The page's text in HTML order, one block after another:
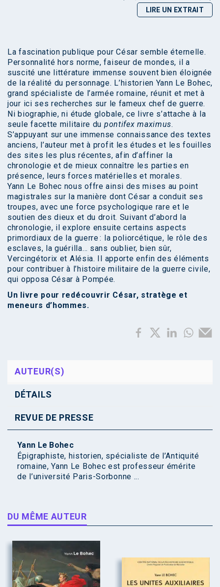
LIRE UN EXTRAIT
La fascination publique pour César semble éternelle.
Personnalité hors norme, faiseur de mondes, il a
suscité une littérature immense souvent bien éloignée
de la réalité du personnage. L’historien Yann Le Bohec,
grand spécialiste de l’armée romaine, réunit et met à
jour ici ses recherches sur le fameux chef de guerre.
Ni biographie, ni étude globale, ce livre s’attache à la
seule facette militaire du pontifex maximus.
S’appuyant sur une immense connaissance des textes
anciens, l’auteur met à profit les études et les fouilles
des sites les plus récentes, afin d’affiner la
chronologie et de mieux connaître les parties en
présence, leurs forces matérielles et morales.
Yann Le Bohec nous offre ainsi des mises au point
magistrales sur la manière dont César a conduit ses
troupes, avec une force psychologique rare et le
soutien des dieux et du droit. Suivant d’abord la
chronologie, il explore ensuite certains aspects
primordiaux de la guerre : la poliorcétique, le rôle des
esclaves, la guérilla… sans oublier, bien sûr,
Vercingétorix et Alésia. Il apporte enfin des éléments
pour contribuer à l’histoire militaire de la guerre civile,
qui opposa César à Pompée.
Un livre pour redécouvrir César, stratège et
meneurs d’hommes.
AUTEUR(S)
DÉTAILS
REVUE DE PRESSE
Yann Le Bohec
Épigraphiste, historien, spécialiste de l’Antiquité
romaine, Yann Le Bohec est professeur émérite
de l’université Paris-Sorbonne ...
DU MÊME AUTEUR